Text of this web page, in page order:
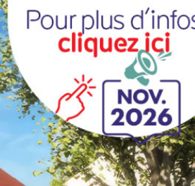
22 000
dans l'Aube pour